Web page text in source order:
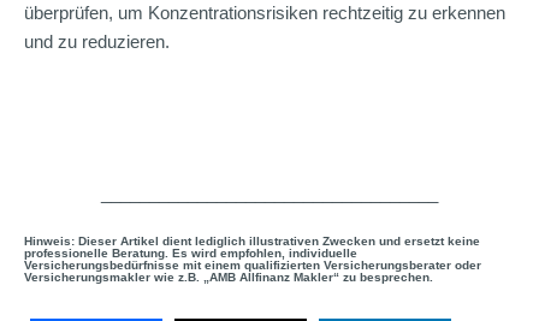
überprüfen, um Konzentrationsrisiken rechtzeitig zu erkennen
und zu reduzieren.
Hinweis: Dieser Artikel dient lediglich illustrativen Zwecken und ersetzt keine
professionelle Beratung. Es wird empfohlen, individuelle
Versicherungsbedürfnisse mit einem qualifizierten Versicherungsberater oder
Versicherungsmakler wie z.B. „AMB Allfinanz Makler“ zu besprechen.